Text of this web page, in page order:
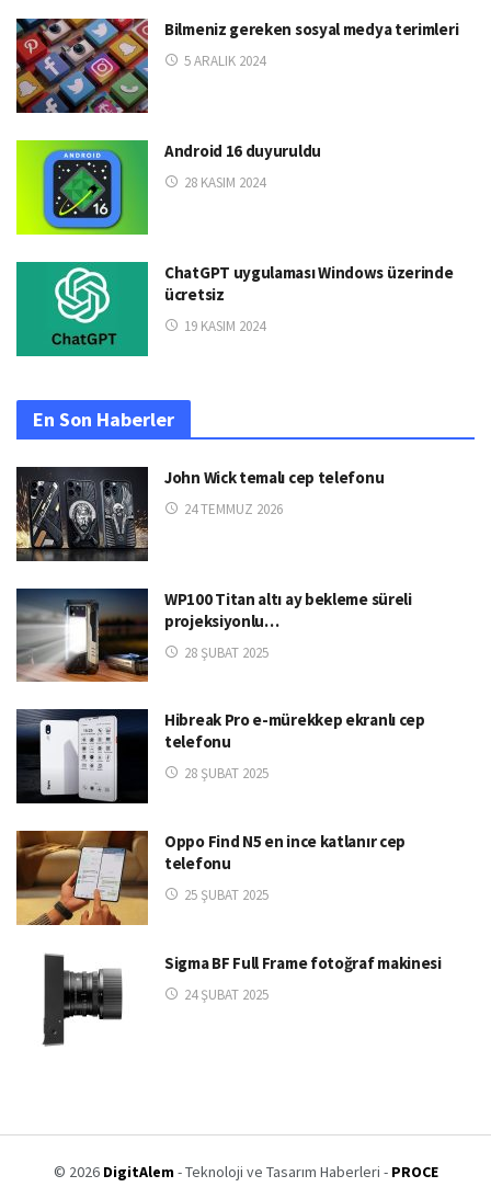
Bilmeniz gereken sosyal medya terimleri
5 ARALIK 2024
Android 16 duyuruldu
28 KASIM 2024
ChatGPT uygulaması Windows üzerinde
ücretsiz
19 KASIM 2024
En Son Haberler
John Wick temalı cep telefonu
24 TEMMUZ 2026
WP100 Titan altı ay bekleme süreli
projeksiyonlu…
28 ŞUBAT 2025
Hibreak Pro e-mürekkep ekranlı cep
telefonu
28 ŞUBAT 2025
Oppo Find N5 en ince katlanır cep
telefonu
25 ŞUBAT 2025
Sigma BF Full Frame fotoğraf makinesi
24 ŞUBAT 2025
© 2026 DigitAlem- Teknoloji ve Tasarım Haberleri - PROCE